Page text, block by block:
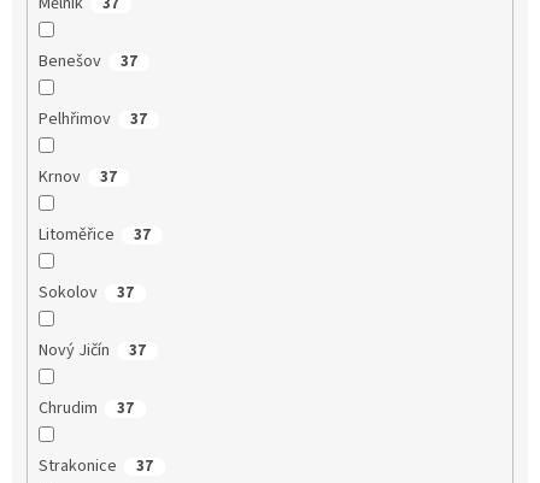
Benešov 37
Pelhřimov 37
Krnov 37
Litoměřice 37
Sokolov 37
Nový Jičín 37
Chrudim 37
Strakonice 37